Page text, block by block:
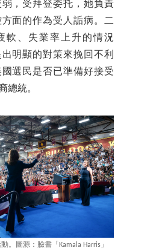
，受拜登委托，她負責
面的作為受人詬病。二
軟、失業率上升的情況
出明顯的對策來挽回不利
選民是否已準備好接受
總統。
。圖源：臉書「Kamala Harris」